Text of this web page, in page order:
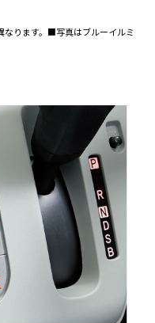
ります。■写真はブルーイルミ